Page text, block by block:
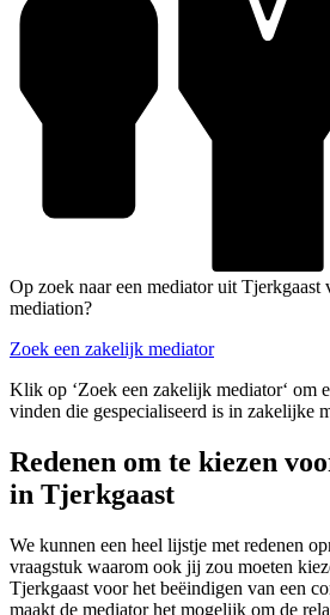
Op zoek naar een mediator uit
mediation?
Zoek een zakelijk mediator
Klik op ‘Zoek een zakelijk mediator‘ om
vinden die gespecialiseerd is in zakelijke
Redenen om te kiezen
in Tjerkgaast
We kunnen een heel lijstje met redenen
vraagstuk waarom ook jij zou moeten
Tjerkgaast voor het beëindigen van een
maakt de mediator het mogelijk om de